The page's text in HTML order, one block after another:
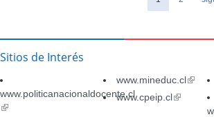
Sitios de Interés
www.politicanacionaldocente.cl
(link
www.mineduc.cl(link
www.cpeip.cl(link